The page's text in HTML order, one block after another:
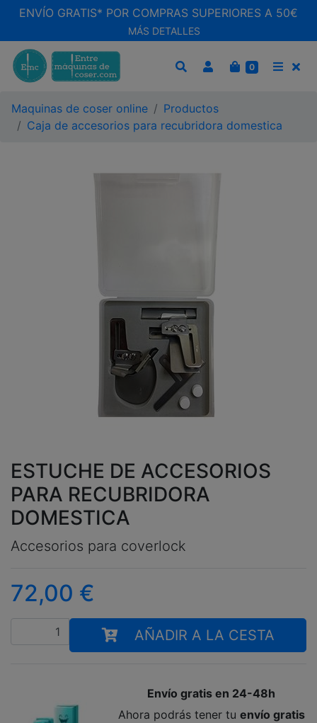
ENVÍO GRATIS* POR COMPRAS SUPERIORES A 50€
MÁS DETALLES
CARRITO
0
Maquinas de coser online
Productos
Caja de accesorios para recubridora domestica
ESTUCHE DE ACCESORIOS
PARA RECUBRIDORA
DOMESTICA
Accesorios para coverlock
72,00 €
Cantidad
AÑADIR A LA CESTA
Envío gratis en 24-48h
Ahora podrás tener tu envío gratis